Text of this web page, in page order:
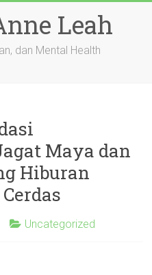
Leah
dan Mental Health
Maya dan
Hiburan
Uncategorized